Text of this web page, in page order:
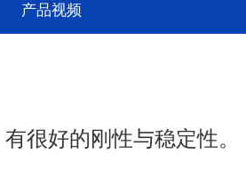
产品视频
很好的刚性与稳定性。